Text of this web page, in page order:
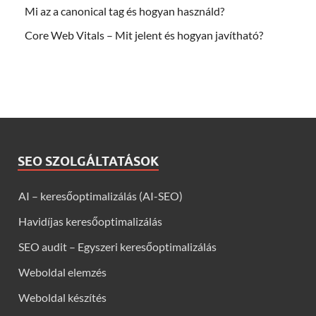
Mi az a canonical tag és hogyan használd?
Core Web Vitals – Mit jelent és hogyan javítható?
SEO SZOLGÁLTATÁSOK
AI – keresőoptimalizálás (AI-SEO)
Havidíjas keresőoptimalizálás
SEO audit – Egyszeri keresőoptimalizálás
Weboldal elemzés
Weboldal készítés